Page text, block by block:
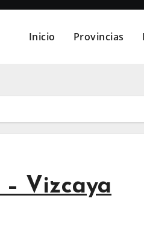
Inicio Provincias
Vizcaya